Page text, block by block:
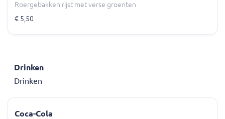
Roergebakken rijst met verse groenten
€ 5,50
Drinken
Drinken
Coca-Cola